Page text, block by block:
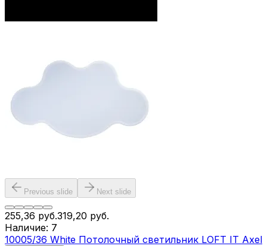
Previous slide Next slide
255,36 руб.319,20 руб.
Наличие: 7
10005/36 White Потолочный светильник LOFT IT Axel